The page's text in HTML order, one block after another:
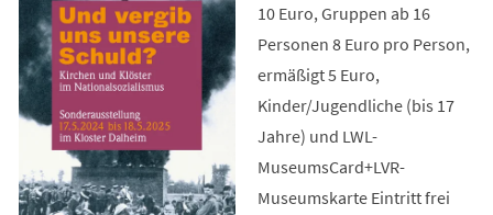
10 Euro, Gruppen ab 16
Personen 8 Euro pro Person,
ermäßigt 5 Euro,
Kinder/Jugendliche (bis 17
Jahre) und LWL-
MuseumsCard+LVR-
Museumskarte Eintritt frei